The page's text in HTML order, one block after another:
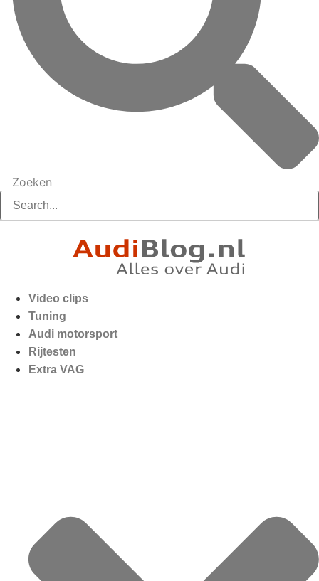
Zoeken
Video clips
Tuning
Audi motorsport
Rijtesten
Extra VAG